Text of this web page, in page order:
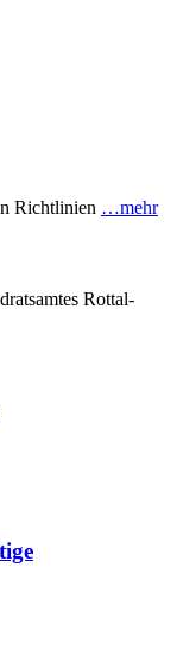
Richtlinien …mehr
Rottal-